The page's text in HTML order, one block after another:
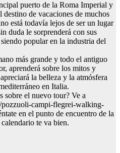
puerto de la Roma Imperial y
de vacaciones de muchos
está todavía lejos de ser un lugar
duda le sorprenderá con sus
popular en la industria del
más grande y todo el antiguo
aprenderá sobre los mitos y
la belleza y la atmósfera
en Italia.
sobre el nuevo tour? Ve a
campi-flegrei-walking-
en el punto de encuentro de la
te va bien.